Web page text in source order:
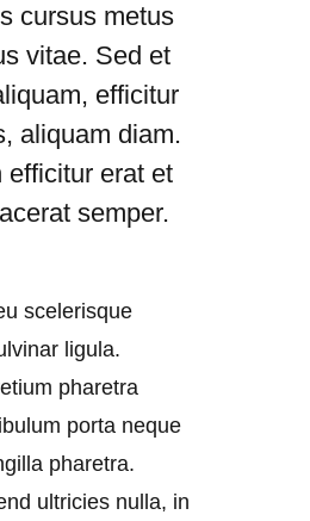
cursus metus
vitae. Sed et
efficitur
aliquam diam.
efficitur erat et
semper.
scelerisque
ligula.
pharetra
porta neque
pharetra.
ultricies nulla, in